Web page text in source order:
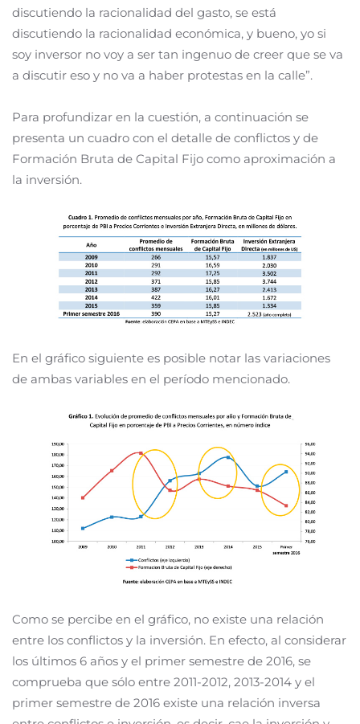
discutiendo la racionalidad del gasto, se está
discutiendo la racionalidad económica, y bueno, yo si
soy inversor no voy a ser tan ingenuo de creer que se va
a discutir eso y no va a haber protestas en la calle”.
Para profundizar en la cuestión, a continuación se
presenta un cuadro con el detalle de conflictos y de
Formación Bruta de Capital Fijo como aproximación a
la inversión.
En el gráfico siguiente es posible notar las variaciones
de ambas variables en el período mencionado.
Como se percibe en el gráfico, no existe una relación
entre los conflictos y la inversión. En efecto, al considerar
los últimos 6 años y el primer semestre de 2016, se
comprueba que sólo entre 2011-2012, 2013-2014 y el
primer semestre de 2016 existe una relación inversa